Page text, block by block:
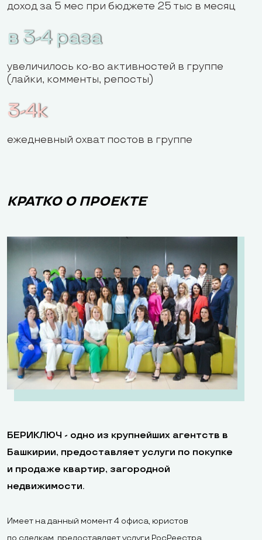
доход за 5 мес при бюджете 25 тыс в месяц
в 3-4 раза
увеличилось ко-во активностей в группе
(лайки, комменты, репосты)
3-4k
ежедневный охват постов в группе
КРАТКО О ПРОЕКТЕ
БЕРИКЛЮЧ - одно из крупнейших агентств в
Башкирии, предоставляет услуги по покупке
и продаже квартир, загородной
недвижимости.
Имеет на данный момент 4 офиса, юристов